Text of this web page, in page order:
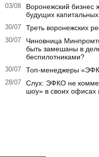
03/08
Воронежский бизнес
будущих капитальных
30/07 Треть воронежских
30/07
Чиновница
быть замешаны в
беспилотниками?
30/07 Топ-менеджеры
28/07
Слух: ЭФКО не
шоу» в своих